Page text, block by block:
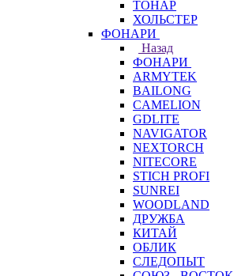
ТОНАР
ХОЛЬСТЕР
ФОНАРИ
Назад
ФОНАРИ
ARMYTEK
BAILONG
CAMELION
GDLITE
NAVIGATOR
NEXTORCH
NITECORE
STICH PROFI
SUNREI
WOODLAND
ДРУЖБА
КИТАЙ
ОБЛИК
СЛЕДОПЫТ